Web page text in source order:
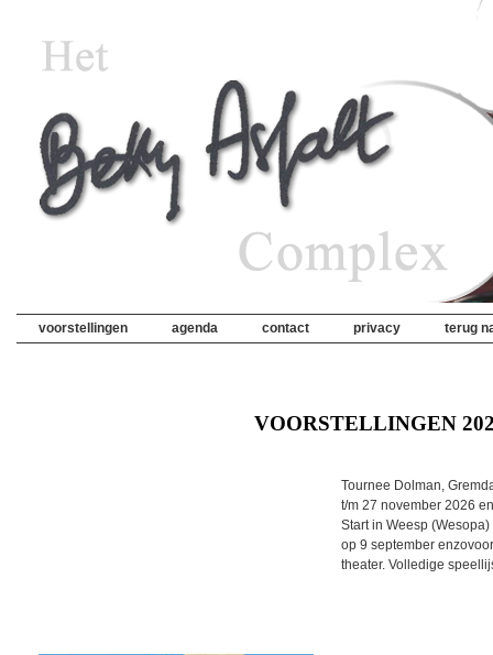
voorstellingen agenda contact privacy terug
VOORSTELLINGEN
Tournee Dolman,
t/m 27 november 2026
Start in Weesp
op 9 september
theater. Volledige